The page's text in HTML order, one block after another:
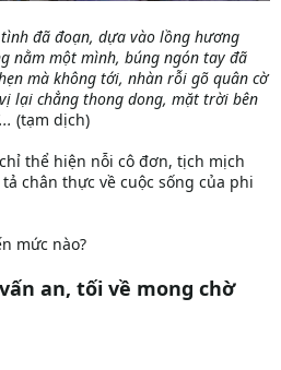
đã đoạn, dựa vào lồng hương
nằm một mình, búng ngón tay đã
mà không tới, nhàn rỗi gõ quân cờ
lại chẳng thong dong, mặt trời bên
(tạm dịch)
thể hiện nỗi cô đơn, tịch mịch
chân thực về cuộc sống của phi
mức nào?
an, tối về mong chờ